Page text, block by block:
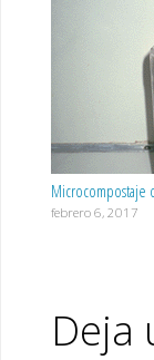
Microcompostaje
febrero 6, 2017
Deja